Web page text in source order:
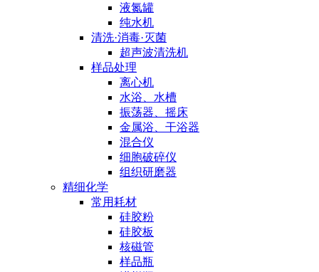
液氮罐
纯水机
清洗·消毒·灭菌
超声波清洗机
样品处理
离心机
水浴、水槽
振荡器、摇床
金属浴、干浴器
混合仪
细胞破碎仪
组织研磨器
精细化学
常用耗材
硅胶粉
硅胶板
核磁管
样品瓶